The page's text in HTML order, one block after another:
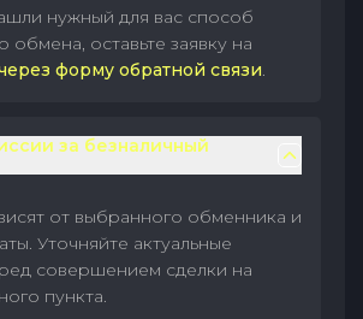
нужный для вас способ
обмена, оставьте заявку на
форму обратной связи.
за безналичный
от выбранного обменника и
Уточняйте актуальные
совершением сделки на
пункта.